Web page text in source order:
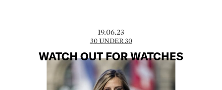
19.06.23
30 UNDER 30
WATCH OUT FOR WATCHES